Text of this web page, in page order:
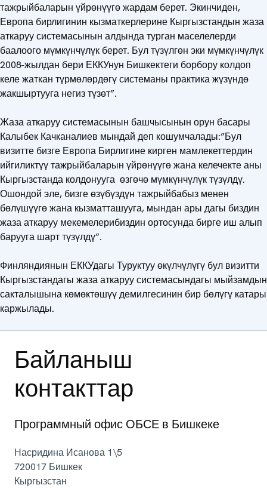
тажрыйбаларын үйрөнүүгө жардам берет. Экинчиден,
Европа бирлигинин кызматкерлерине Кыргызстандын жаза
аткаруу системасынын алдында турган маселелерди
баалоого мүмкүнчүлүк берет. Бул түзүлгөн эки мүмкүнчүлүк
2008-жылдан бери ЕККУнун Бишкектеги борбору колдоп
келе жаткан түрмөлөрдөгү системаны практика жүзүндө
жакшыртууга негиз түзөт”.
Жаза аткаруу системасынын башчысынын орун басары
Калыбек Качканалиев мындай деп кошумчалады:”Бул
визитте бизге Европа Бирлигине кирген мамлекеттердин
ийгиликтүү тажрыйбаларын үйрөнүүгө жана келечекте аны
Кыргызстанда колдонууга өзгөчө мүмкүнчүлүк түзүлдү.
Ошондой эле, бизге өзүбүздүн тажрыйбабыз менен
бөлүшүүгө жана кызматташууга, мындан ары дагы биздин
жаза аткаруу мекемелерибиздин ортосунда бирге иш алып
барууга шарт түзүлдү”.
Финляндиянын ЕККУдагы Туруктуу өкүлчүлүгү бул визитти
Кыргызстандагы жаза аткаруу системасындагы мыйзамдын
сакталышына көмөктөшүү демилгесинин бир бөлүгү катары
каржылады.
Байланыш
контакттар
Программный офис ОБСЕ в Бишкеке
Насридина Исанова 1\5
720017 Бишкек
Кыргызстан